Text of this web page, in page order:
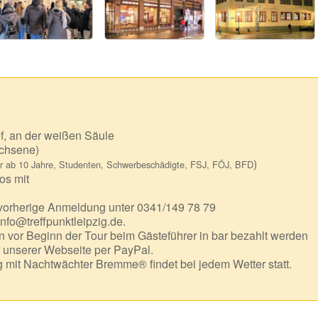
an der weißen Säule
ab 10 Jahre, Studenten, Schwerbeschädigte, FSJ, FÖJ, BFD)
mit
Anmeldung unter 0341/149 78 79
vor Beginn der Tour beim Gästeführer in bar bezahlt werden
Webseite per PayPal.
Nachtwächter Bremme® findet bei jedem Wetter statt.